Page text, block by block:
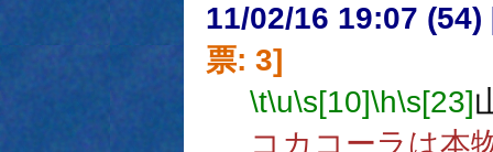
11/02/16 19:07 (54)
票: 3]
\t\u\s[10]\h\s[23]
コカコーラは本